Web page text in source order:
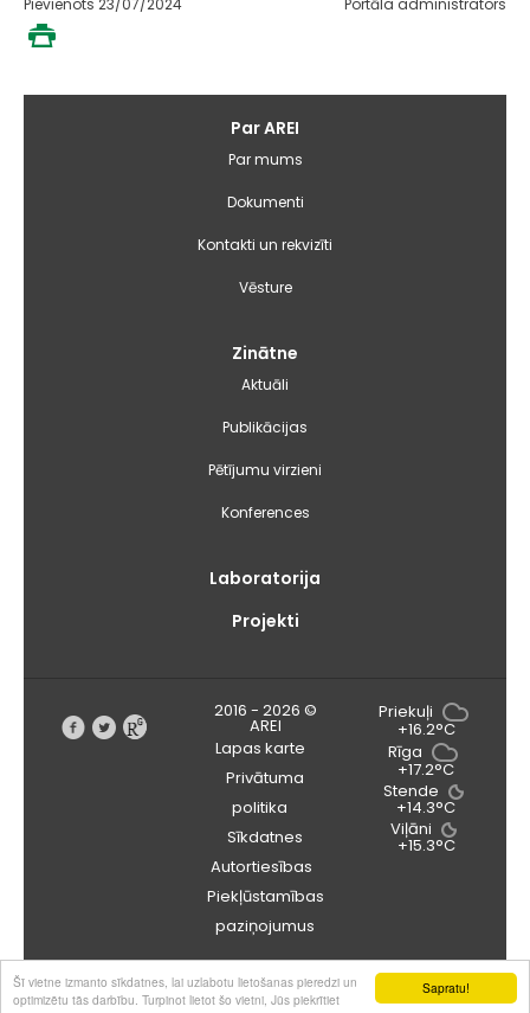
Sapratu!
Šī vietne izmanto sīkdatnes, lai uzlabotu lietošanas pieredzi un
optimizētu tās darbību. Turpinot lietot šo vietni, Jūs piekrītiet
Par AREI
Par mums
Dokumenti
Kontakti un rekvizīti
Vēsture
Zinātne
Aktuāli
Publikācijas
Pētījumu virzieni
Konferences
Laboratorija
Projekti
Priekuļi
+16.2°C
Rīga
+17.2°C
Stende
+14.3°C
Viļāni
+15.3°C
2016 - 2026 ©
AREI
Lapas karte
Privātuma
politika
Sīkdatnes
Autortiesības
Piekļūstamības
paziņojumus